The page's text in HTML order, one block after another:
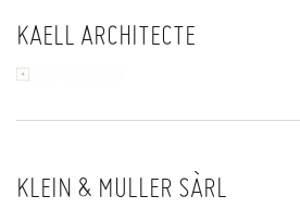
KAELL ARCHITECTE
KLEIN & MULLER SÀRL